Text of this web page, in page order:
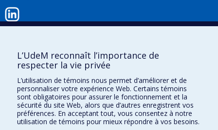
Instagram
Facebook
L’UdeM reconnaît l’importance de
respecter la vie privée
L’utilisation de témoins nous permet d’améliorer et de
personnaliser votre expérience Web. Certains témoins
sont obligatoires pour assurer le fonctionnement et la
sécurité du site Web, alors que d’autres enregistrent vos
préférences. En acceptant tout, vous consentez à notre
utilisation de témoins pour mieux répondre à vos besoins.